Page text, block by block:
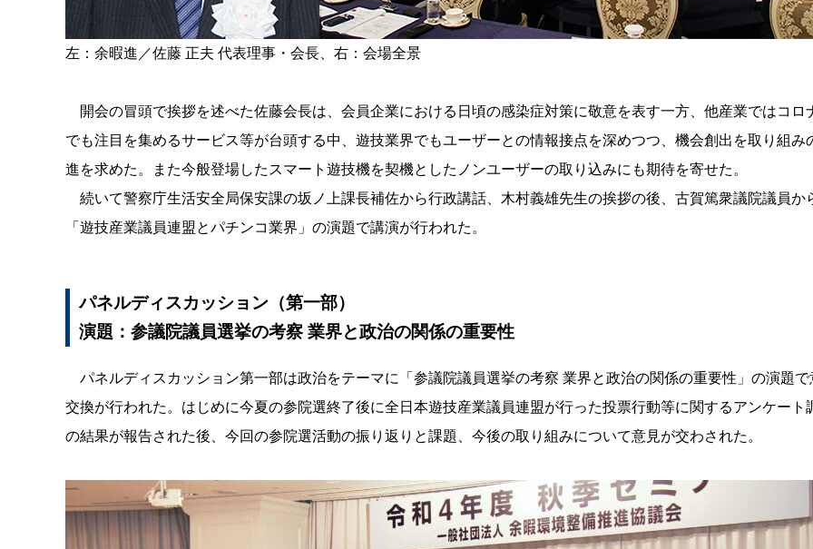
左：余暇進／佐藤 正夫 代表理事・会長、右：会場全景
開会の冒頭で挨拶を述べた佐藤会長は、会員企業における日頃の感染症対策に敬意を表す一方、他産業ではコロ
でも注目を集めるサービス等が台頭する中、遊技業界でもユーザーとの情報接点を深めつつ、機会創出を取り組み
進を求めた。また今般登場したスマート遊技機を契機としたノンユーザーの取り込みにも期待を寄せた。
続いて警察庁生活安全局保安課の坂ノ上課長補佐から行政講話、木村義雄先生の挨拶の後、古賀篤衆議院議員か
「遊技産業議員連盟とパチンコ業界」の演題で講演が行われた。
パネルディスカッション（第一部）
演題：参議院議員選挙の考察 業界と政治の関係の重要性
パネルディスカッション第一部は政治をテーマに「参議院議員選挙の考察 業界と政治の関係の重要性」の演題で
交換が行われた。はじめに今夏の参院選終了後に全日本遊技産業議員連盟が行った投票行動等に関するアンケート
の結果が報告された後、今回の参院選活動の振り返りと課題、今後の取り組みについて意見が交わされた。